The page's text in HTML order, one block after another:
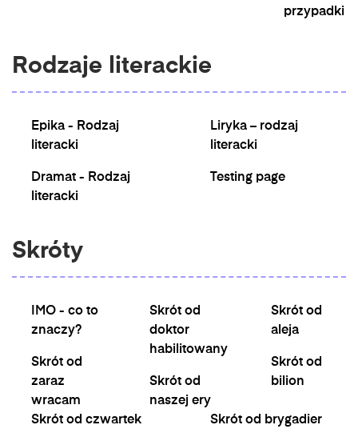
przypadki
Rodzaje literackie
Epika - Rodzaj
literacki
Dramat - Rodzaj
literacki
Liryka – rodzaj
literacki
Testing page
Skróty
IMO - co to
znaczy?
Skrót od
zaraz
wracam
Skrót od
doktor
habilitowany
Skrót od
naszej ery
Skrót od
aleja
Skrót od
bilion
Skrót od czwartek Skrót od brygadier